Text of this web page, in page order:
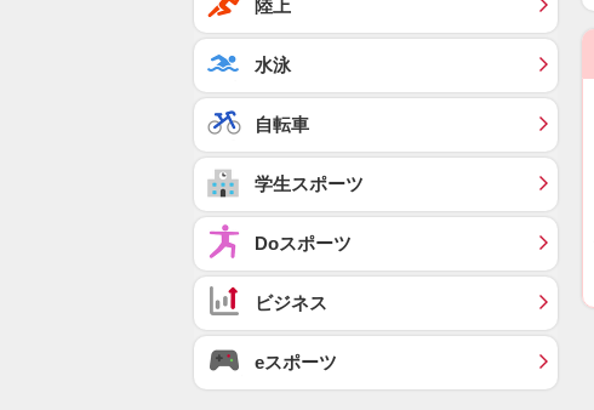
陸上
水泳
自転車
学生スポーツ
Doスポーツ
ビジネス
eスポーツ